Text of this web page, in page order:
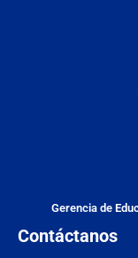
Gerencia de
Contáctanos